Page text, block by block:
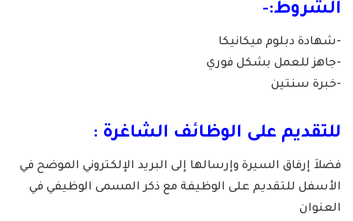
الشروط:-
-شهادة دبلوم ميكانيكا
-جاهز للعمل بشكل فوري
-خبرة سنتين
للتقديم على الوظائف الشاغرة :
فضلاَ إرفاق السيرة وإرسالها إلى البريد الإلكتروني الموضح في
الأسفل للتقديم على الوظيفة مع ذكر المسمى الوظيفي في
العنوان